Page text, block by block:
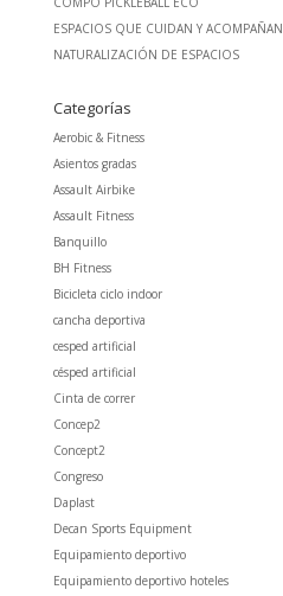
ESPACIOS QUE CUIDAN Y ACOMPAÑAN
NATURALIZACIÓN DE ESPACIOS
Categorías
Aerobic & Fitness
Asientos gradas
Assault Airbike
Assault Fitness
Banquillo
BH Fitness
Bicicleta ciclo indoor
cancha deportiva
cesped artificial
césped artificial
Cinta de correr
Concep2
Concept2
Congreso
Daplast
Decan Sports Equipment
Equipamiento deportivo
Equipamiento deportivo hoteles